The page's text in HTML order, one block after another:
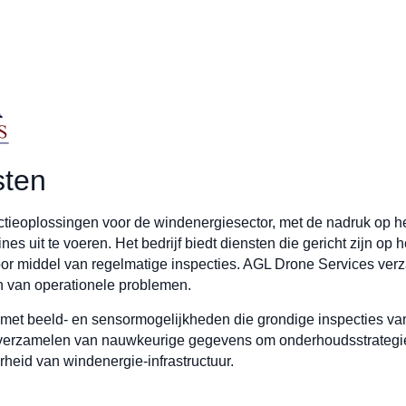
voor de windenergiesector, met de nadruk op
uit te voeren. Het bedrijf biedt diensten die gericht zijn op
middel van regelmatige inspecties. AGL Drone Services
van operationele problemen.
beeld- en sensormogelijkheden die grondige inspecties
van nauwkeurige gegevens om
van windenergie-infrastructuur.